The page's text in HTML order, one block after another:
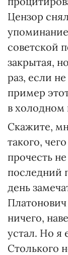
Цензор
упоминание
советской
закрытая,
раз, если
пример
в холодном
Скажите,
такого,
прочесть
последний
день
ничего,
устал. Но я
Столького